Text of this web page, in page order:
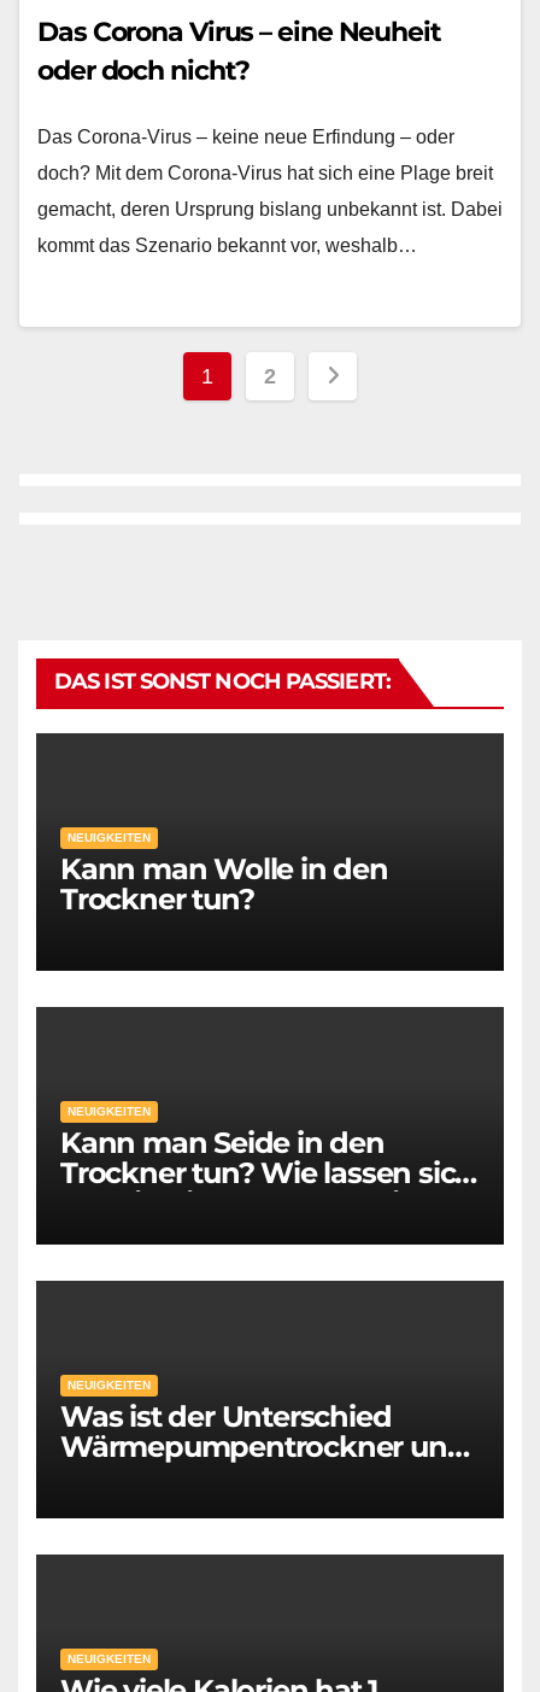
Das Corona Virus – eine Neuheit
oder doch nicht?
Das Corona-Virus – keine neue Erfindung – oder
doch? Mit dem Corona-Virus hat sich eine Plage breit
gemacht, deren Ursprung bislang unbekannt ist. Dabei
kommt das Szenario bekannt vor, weshalb…
1 2
DAS IST SONST NOCH PASSIERT:
NEUIGKEITEN
Kann man Wolle in den
Trockner tun?
NEUIGKEITEN
Kann man Seide in den
Trockner tun? Wie lassen sich
empfindliche Wäscheteile
NEUIGKEITEN
Was ist der Unterschied
Wärmepumpentrockner und
NEUIGKEITEN